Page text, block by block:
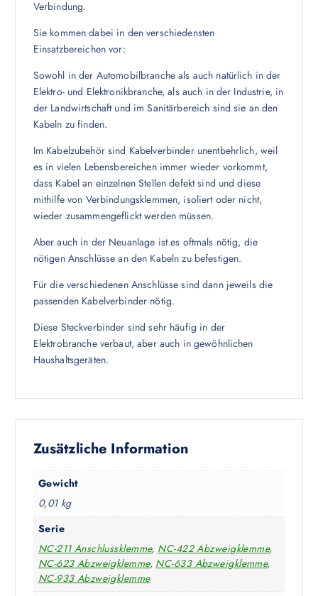
Verbindung.
Sie kommen dabei in den verschiedensten
Einsatzbereichen vor:
Sowohl in der Automobilbranche als auch natürlich in der
Elektro- und Elektronikbranche, als auch in der Industrie, in
der Landwirtschaft und im Sanitärbereich sind sie an den
Kabeln zu finden.
Im Kabelzubehör sind Kabelverbinder unentbehrlich, weil
es in vielen Lebensbereichen immer wieder vorkommt,
dass Kabel an einzelnen Stellen defekt sind und diese
mithilfe von Verbindungsklemmen, isoliert oder nicht,
wieder zusammengeflickt werden müssen.
Aber auch in der Neuanlage ist es oftmals nötig, die
nötigen Anschlüsse an den Kabeln zu befestigen.
Für die verschiedenen Anschlüsse sind dann jeweils die
passenden Kabelverbinder nötig.
Diese Steckverbinder sind sehr häufig in der
Elektrobranche verbaut, aber auch in gewöhnlichen
Haushaltsgeräten.
Zusätzliche Information
Gewicht
0,01 kg
Serie
NC-211 Anschlussklemme, NC-422 Abzweigklemme,
NC-623 Abzweigklemme, NC-633 Abzweigklemme,
NC-933 Abzweigklemme